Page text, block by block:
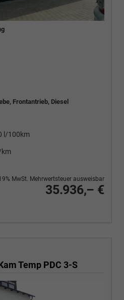
Frontantrieb, Diesel
l/100km
km
35.936,– €
MwSt. Mehrwertsteuer ausweisbar
drucken
Temp PDC 3-S